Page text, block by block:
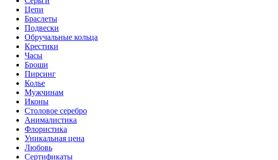
Цепи
Браслеты
Подвески
Обручальные кольца
Крестики
Часы
Броши
Пирсинг
Колье
Мужчинам
Иконы
Столовое серебро
Анималистика
Флористика
Уникальная цена
Любовь
Сертификаты